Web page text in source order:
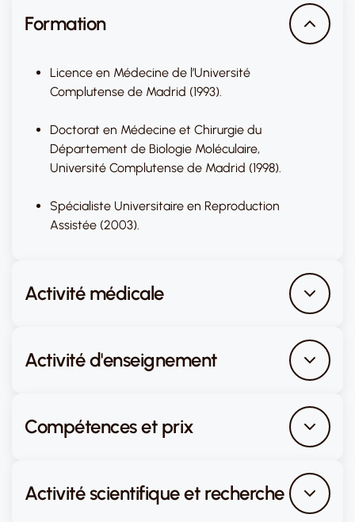
Formation
Licence en Médecine de l’Université
Complutense de Madrid (1993).
Doctorat en Médecine et Chirurgie du
Département de Biologie Moléculaire,
Université Complutense de Madrid (1998).
Spécialiste Universitaire en Reproduction
Assistée (2003).
Activité médicale
Activité d'enseignement
Compétences et prix
Activité scientifique et recherche